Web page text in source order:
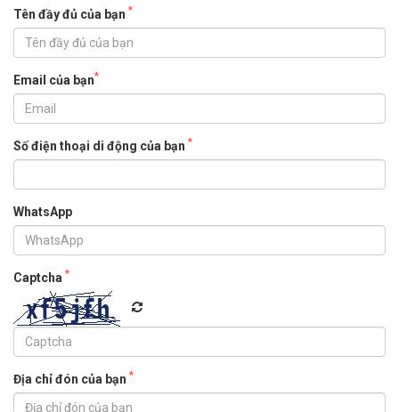
Tên đầy đủ của bạn *
Email của bạn*
Số điện thoại di động của bạn *
WhatsApp
Captcha *
Địa chỉ đón của bạn *